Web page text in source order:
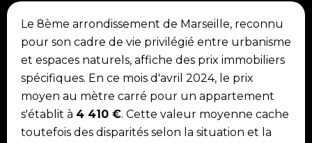
Le 8ème arrondissement de Marseille, reconnu
pour son cadre de vie privilégié entre urbanisme
et espaces naturels, affiche des prix immobiliers
spécifiques. En ce mois d'avril 2024, le prix
moyen au mètre carré pour un appartement
s'établit à 4 410 €. Cette valeur moyenne cache
toutefois des disparités selon la situation et la